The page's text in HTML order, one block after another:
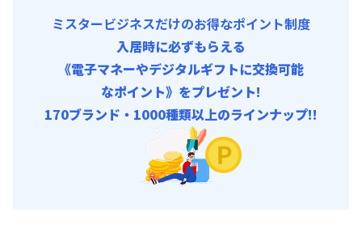
ミスタービジネスだけのお得なポイント制度
入居時に必ずもらえる
《電子マネーやデジタルギフトに交換可能
なポイント》をプレゼント!
170ブランド・1000種類以上のラインナップ!!